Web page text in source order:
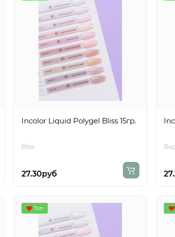
Incolor Liquid Polygel Bliss 15гр.
Bliss
27.30руб
Bud
Топ